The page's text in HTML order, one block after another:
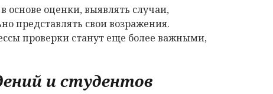
оценки, выявлять случаи,
представлять свои возражения.
проверки станут еще более важными,
и студентов